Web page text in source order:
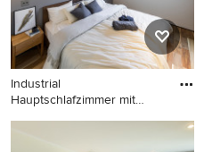
Industrial
Hauptschlafzimmer mit
Industrial Hauptschlafzimmer